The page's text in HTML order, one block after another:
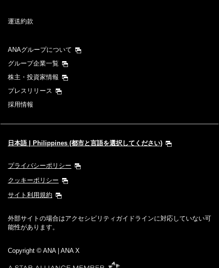
運送約款
ANAグループについて
グループ企業一覧
株主・投資家情報
プレスリリース
採用情報
日本語 | Philippines (都市と言語を選択してください)
プライバシーポリシー
クッキーポリシー
サイト利用規約
外部サイトの場合はアクセシビリティガイドラインに対応していない可
能性があります。
Copyright © ANA | ANA X